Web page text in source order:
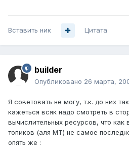
Вставить ник Цитата
builder
Опубликовано 26 марта,
Я советовать не могу, т.к. до них
кажеться всяк надо смотреть в
вычислительных ресурсов, что как
топиков (аля МТ) не самое
опять же :